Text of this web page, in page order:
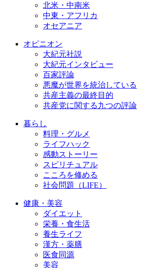
北米・中南米
中東・アフリカ
オセアニア
オピニオン
大紀元社説
大紀元インタビュー
百家評論
悪魔が世界を統治している
共産主義の最終目的
共産党に関する九つの評論
暮らし
料理・グルメ
ライフハック
感動ストーリー
スピリチュアル
こころを修める
社会問題（LIFE）
健康・美容
ダイエット
栄養・食生活
養生ライフ
漢方・薬膳
医食同源
美容